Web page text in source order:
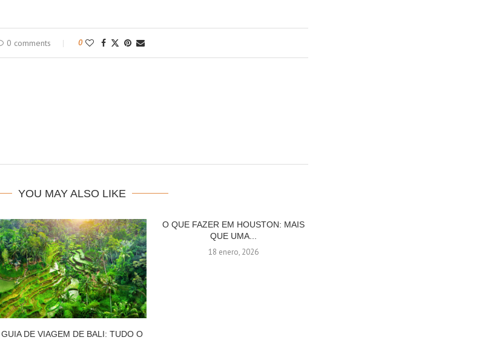
0 comments 0
YOU MAY ALSO LIKE
GUIA DE VIAGEM DE BALI: TUDO O
O QUE FAZER EM HOUSTON: MAIS
QUE UMA...
18 enero, 2026